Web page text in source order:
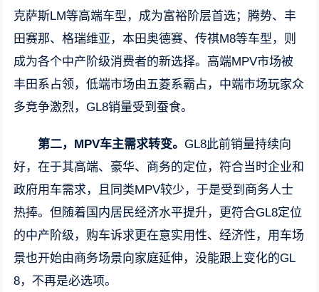
克萨斯LM等高端车型，成为富裕阶层首选；腾势、丰
田赛那、格瑞维亚，本田奥德赛、传祺M8等车型，则
成为各个中产阶级消费者的新选择。高端MPV市场被
丰田系占领，低端市场由五菱系霸占，中端市场玩家众
多竞争激烈，GL8销量受到蚕食。
第二，MPV车主需求转变。GL8此前销量持续向
好，在于其高端、豪华、商务的定位，符合当时企业和
政府用车需求，且同类MPV较少，于是受到商务人士
热捧。但随着国内居民经济水平提升，更符合GL8定位
的中产阶级，购车诉求更在意实用性、经济性，用车场
景也开始由商务场景向家庭延伸，没能跟上变化的GL
8，不再是必选项。